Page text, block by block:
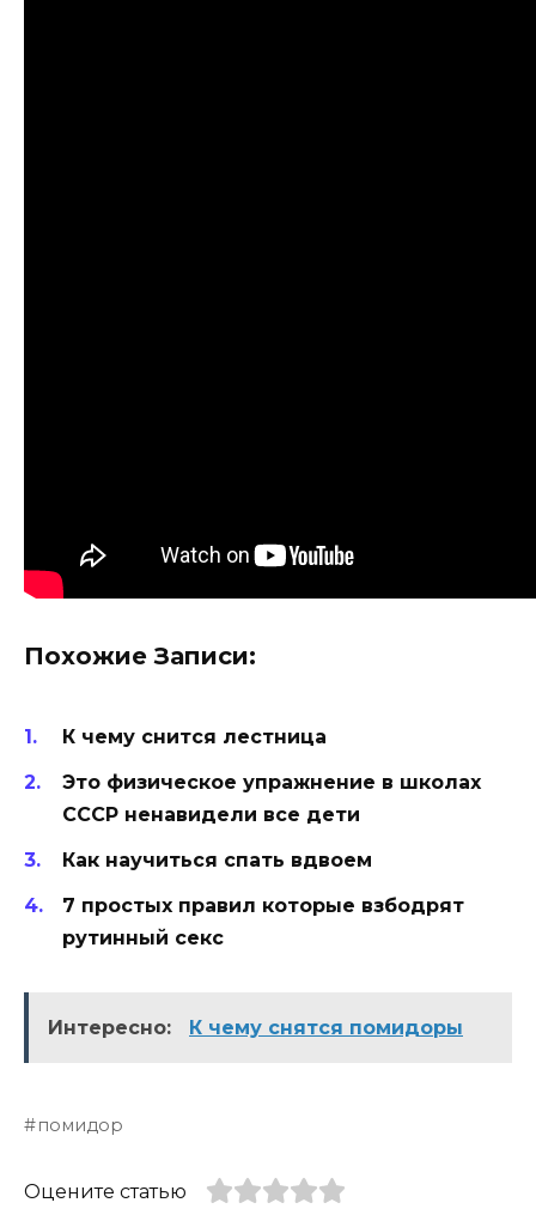
Похожие Записи:
К чему снится лестница
Это физическое упражнение в школах
СССР ненавидели все дети
Как научиться спать вдвоем
7 простых правил которые взбодрят
рутинный секс
Интересно: К чему снятся помидоры
помидор
Оцените статью